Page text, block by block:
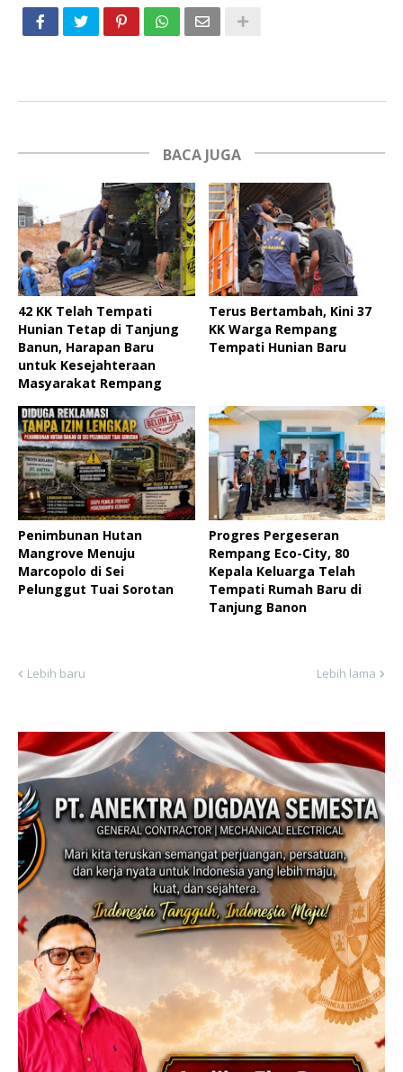
BACA JUGA
42 KK Telah Tempati
Hunian Tetap di Tanjung
Banun, Harapan Baru
untuk Kesejahteraan
Masyarakat Rempang
Terus Bertambah, Kini 37
KK Warga Rempang
Tempati Hunian Baru
Penimbunan Hutan
Mangrove Menuju
Marcopolo di Sei
Pelunggut Tuai Sorotan
Progres Pergeseran
Rempang Eco-City, 80
Kepala Keluarga Telah
Tempati Rumah Baru di
Tanjung Banon
Lebih baru Lebih lama